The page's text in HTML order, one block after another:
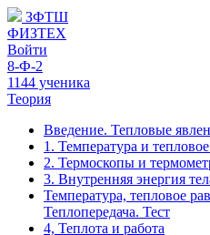
ЗФТШ
ФИЗТЕХ
Войти
8-Ф-2
1144 ученика
Теория
Введение. Тепловые
1. Температура и
2. Термоскопы и
3. Внутренняя энергия
Температура, тепловое
Теплопередача. Тест
4, Теплота и работа